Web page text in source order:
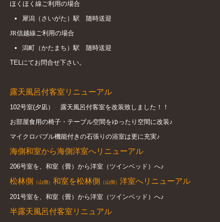
ほくほく線ご利用の場合
犀潟（さいがた）駅 随時送迎
JR信越線ご利用の場合
潟町（かたまち）駅 随時送迎
TELにてお問合せ下さい。
露天風呂付客室リニューアル
102号室(夕凪） 露天風呂付客室を改装致しました！！
お部屋食用の椅子・テーブル空間をゆったり空間に改装♪
マイクロバブル機能付きの石張りの浴室は更に充実♪
海側和室から海側洋室へリニューアル
206号室を、和室（畳）から洋室（ツインベッド）へ♪
松林側 （山側） 和室を松林側 （山側） 洋室へリニューアル
201号室を、和室（畳）から洋室（ツインベッド）へ♪
半露天風呂付客室リニュアル